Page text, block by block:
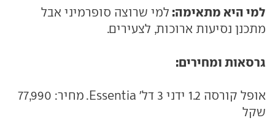
למי היא מתאימה: למי שרוצה סופרמיני אבל
מתכנן נסיעות ארוכות, לצעירים.
גרסאות ומחירים:
אופל קורסה 1.2 ידני 3 דל' Essentia. מחיר: 77,990
שקל